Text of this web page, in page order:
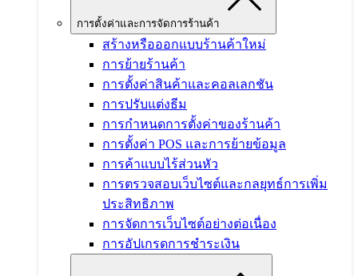
การตั้งค่าและการจัดการร้านค้า
สร้างหรือออกแบบร้านค้าใหม่
การย้ายร้านค้า
การตั้งค่าสินค้าและคอลเลกชัน
การปรับแต่งธีม
การกำหนดการตั้งค่าของร้านค้า
การตั้งค่า POS และการย้ายข้อมูล
การค้าแบบไร้ส่วนหัว
การตรวจสอบเว็บไซต์และกลยุทธ์การเพิ่ม
ประสิทธิภาพ
การจัดการเว็บไซต์อย่างต่อเนื่อง
การอัปเกรดการชำระเงิน